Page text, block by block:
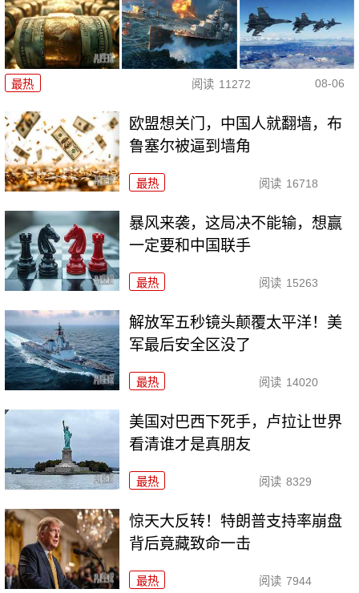
最热 阅读 11272 08-06
欧盟想关门，中国人就翻墙，布
鲁塞尔被逼到墙角
最热 阅读 16718
暴风来袭，这局决不能输，想赢
一定要和中国联手
最热 阅读 15263
解放军五秒镜头颠覆太平洋！美
军最后安全区没了
最热 阅读 14020
美国对巴西下死手，卢拉让世界
看清谁才是真朋友
最热 阅读 8329
惊天大反转！特朗普支持率崩盘
背后竟藏致命一击
最热 阅读 7944